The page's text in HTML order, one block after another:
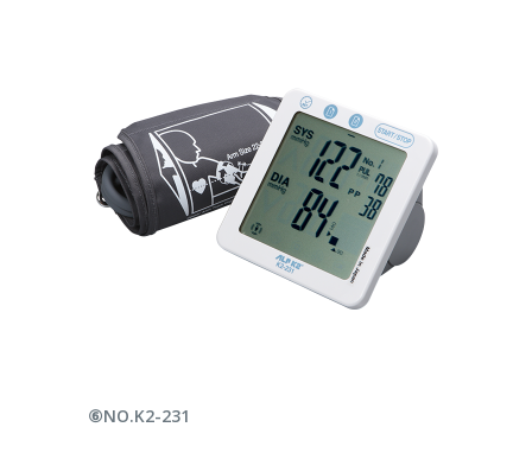
LEER MÁS
⑥NO.K2-231